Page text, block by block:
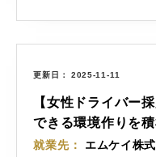
更新日 2025-11-11
【女性ドライバー
できる環境作りを
就業先 エムケイ株